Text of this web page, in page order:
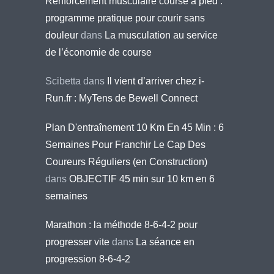
programme pratique pour courir sans
douleur dans La musculation au service
de l’économie de course
Scibetta dans
Il vient d’arriver chez i-
Run.fr : MyTens de Bewell Connect
Plan D'entraînement 10 Km En 45 Min : 6
Semaines Pour Franchir Le Cap Des
Coureurs Réguliers (en Construction)
dans OBJECTIF 45 min sur 10 km en 6
semaines
Marathon : la méthode 8-6-4-2 pour
progresser vite dans La séance en
progression 8-6-4-2